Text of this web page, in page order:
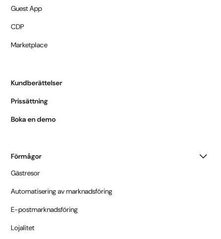
Guest App
CDP
Marketplace
Kundberättelser
Prissättning
Boka en demo
Förmågor
Gästresor
Automatisering av marknadsföring
E-postmarknadsföring
Lojalitet